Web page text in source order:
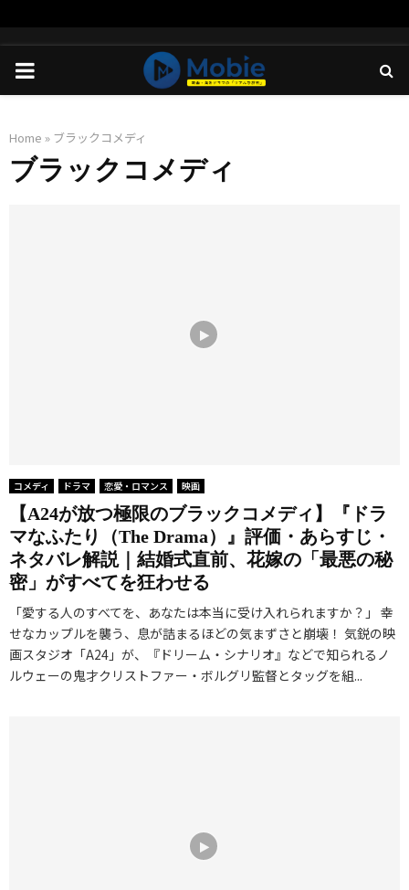
PRIMARY
Home » ブラックコメディ
ブラックコメディ
コメディ ドラマ 恋愛・ロマンス 映画
【A24が放つ極限のブラックコメディ】『ドラ
マなふたり（The Drama）』評価・あらすじ・
ネタバレ解説｜結婚式直前、花嫁の「最悪の秘
密」がすべてを狂わせる
「愛する人のすべてを、あなたは本当に受け入れられますか？」 幸
せなカップルを襲う、息が詰まるほどの気まずさと崩壊！ 気鋭の映
画スタジオ「A24」が、『ドリーム・シナリオ』などで知られるノ
ルウェーの鬼才クリストファー・ボルグリ監督とタッグを組...